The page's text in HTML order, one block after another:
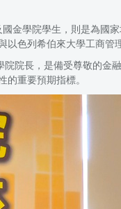
金學院學生，則是為國
色列希伯來大學工商管
院長，是備受尊敬的金
重要預期指標。